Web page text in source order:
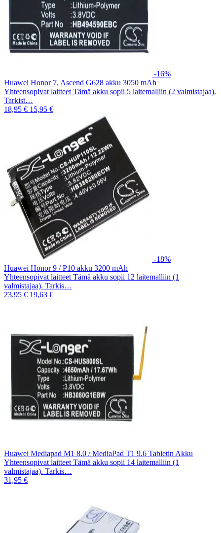
-16%
Huawei Honor 7, Ascend G628 akku 3050 mAh
Yhteensopivat laitteet Tämä akku sopii 5 laitemalliin (2 valmistajaa).
Tarkist…
18,95 € 15,95 €
-18%
Huawei Honor 9 / P10 akku 3200 mAh
Yhteensopivat laitteet Tämä akku sopii 12 laitemalliin (1
valmistajaa). Tarkis…
23,95 € 19,63 €
Huawei Mediapad M1 8.0 / MediaPad T1 9.6 Tabletin Akku
Yhteensopivat laitteet Tämä akku sopii 14 laitemalliin (1
valmistajaa). Tarkis…
31,95 €